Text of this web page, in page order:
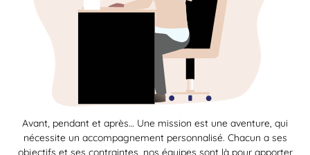
Avant, pendant et après… Une mission est une aventure, qui
nécessite un accompagnement personnalisé. Chacun a ses